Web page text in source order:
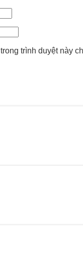
trình duyệt này